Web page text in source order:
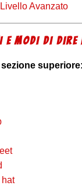
Avanzato
E MODI DI DIRE
sezione superiore:
hat